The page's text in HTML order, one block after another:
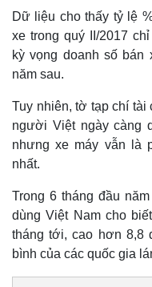
Thế giới
Quan sát
Cuộc sống đó đây
Hồ sơ
Dữ liệu cho thấy tỷ lệ
xe trong quý II/2017
kỳ vọng doanh số
năm sau.
Tuy nhiên, tờ tạp chí tài
người Việt ngày càng
nhưng xe máy vẫn là
nhất.
Trong 6 tháng đầu
dùng Việt Nam cho
tháng tới, cao hơn 8,8
bình của các quốc gia